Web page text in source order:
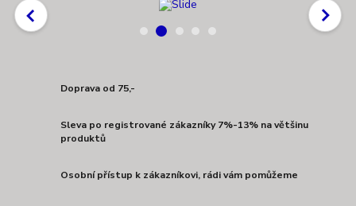
Doprava od 75,-
Sleva po registrované zákazníky 7%-13% na většinu
produktů
Osobní přístup k zákazníkovi, rádi vám pomůžeme